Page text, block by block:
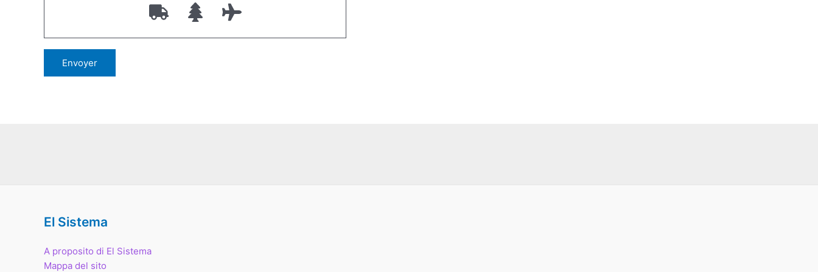
El Sistema
A proposito di El Sistema
Mappa del sito